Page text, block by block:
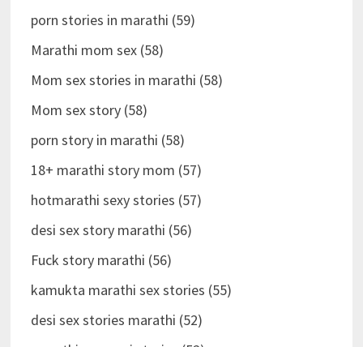
porn stories in marathi (59)
Marathi mom sex (58)
Mom sex stories in marathi (58)
Mom sex story (58)
porn story in marathi (58)
18+ marathi story mom (57)
hotmarathi sexy stories (57)
desi sex story marathi (56)
Fuck story marathi (56)
kamukta marathi sex stories (55)
desi sex stories marathi (52)